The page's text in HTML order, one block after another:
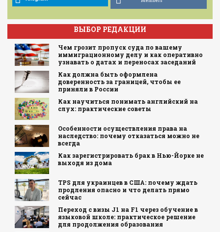
ВЫБОР РЕДАКЦИИ
Чем грозит пропуск суда по вашему
иммиграционному делу и как оперативно
узнавать о датах и переносах заседаний
Как должна быть оформлена
доверенность за границей, чтобы ее
приняли в России
Как научиться понимать английский на
слух: практические советы
Особенности осуществления права на
наследство: почему отказаться можно не
всегда
Как зарегистрировать брак в Нью-Йорке не
выходя из дома
TPS для украинцев в США: почему ждать
продления опасно и что делать прямо
сейчас
Переход с визы J1 на F1 через обучение в
языковой школе: практическое решение
для продолжения образования